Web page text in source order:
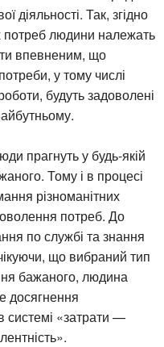
діяльності. Так, згідно
людини належать
впевненим, що
у тому числі
будуть задоволені
прагнуть у будь-якій
Тому і в процесі
різноманітних
потреб. До
по службі та знання
що вибраний тип
бажаного, людина
досягнення
системі «затрати —